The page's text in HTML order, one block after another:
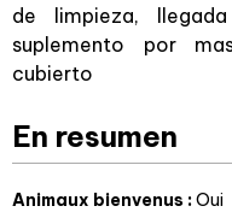
de limpieza,
suplemento por
cubierto
En resumen
Animaux bienvenus :Oui